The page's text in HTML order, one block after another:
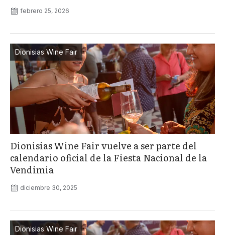
febrero 25, 2026
Dionisias Wine Fair
Dionisias Wine Fair vuelve a ser parte del
calendario oficial de la Fiesta Nacional de la
Vendimia
diciembre 30, 2025
Dionisias Wine Fair